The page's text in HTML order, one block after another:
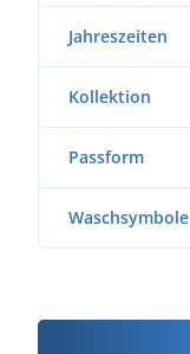
Jahreszeiten
Kollektion
Passform
Waschsymbole